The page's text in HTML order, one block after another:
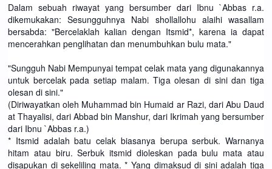
Dalam sebuah riwayat yang bersumber dari Ibnu `Abbas r.a.
dikemukakan: Sesungguhnya Nabi shollallohu alaihi wasallam
bersabda: "Bercelaklah kalian dengan Itsmid*, karena ia dapat
mencerahkan penglihatan dan menumbuhkan bulu mata."
"Sungguh Nabi Mempunyai tempat celak mata yang digunakannya
untuk bercelak pada setiap malam. Tiga olesan di sini dan tiga
olesan di sini."
(Diriwayatkan oleh Muhammad bin Humaid ar Razi, dari Abu Daud
at Thayalisi, dari Abbad bin Manshur, dari Ikrimah yang bersumber
dari Ibnu `Abbas r.a.)
* Itsmid adalah batu celak biasanya berupa serbuk. Warnanya
hitam atau biru. Serbuk itsmid dioleskan pada bulu mata atau
disapukan di sekeliling mata. * Yang dimaksud di sini adalah tiga